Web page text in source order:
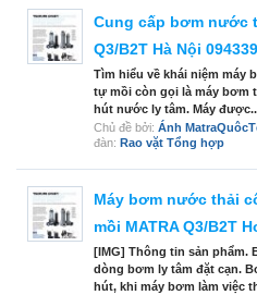
Cung cấp bơm nước
Q3/B2T Hà Nội
Tìm hiểu về khái niệm
tự mồi còn gọi là máy bơm
hút nước ly tâm. Máy
Chủ đề bởi: Ánh
đàn: Rao vặt Tổng hợp
Máy bơm nước thải
mồi MATRA Q3/B2T
[IMG] Thông tin sản phẩm.
dòng bơm ly tâm đặt cạn.
hút, khi máy bơm làm việc